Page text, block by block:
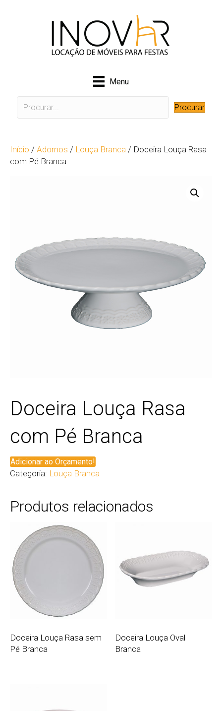
Menu
Procurar
Início / Adornos / Louça Branca / Doceira Louça Rasa
com Pé Branca
Doceira Louça Rasa
com Pé Branca
Adicionar ao Orçamento!
Categoria: Louça Branca
Produtos relacionados
Doceira Louça Rasa sem
Pé Branca
Doceira Louça Oval
Branca